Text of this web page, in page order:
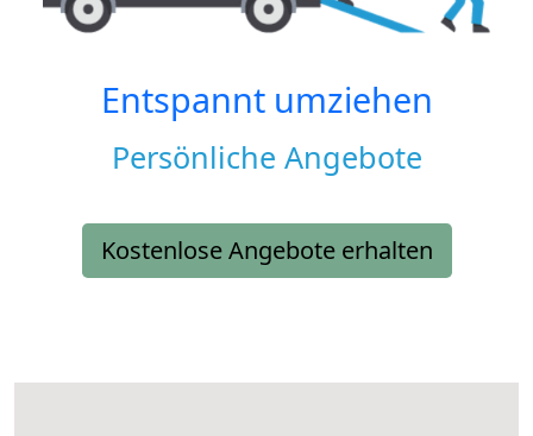
Entspannt umziehen
Persönliche Angebote
Kostenlose Angebote erhalten